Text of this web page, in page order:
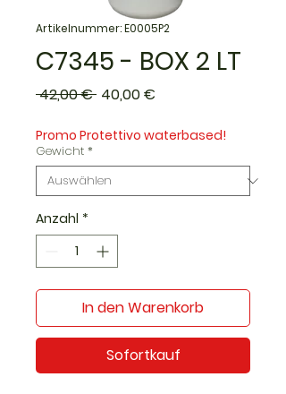
Artikelnummer: E0005P2
C7345 - BOX 2 LT
42,00 € Standardpreis
40,00 €
Promo Protettivo waterbased!
Gewicht *
Anzahl *
In den Warenkorb
Sofortkauf